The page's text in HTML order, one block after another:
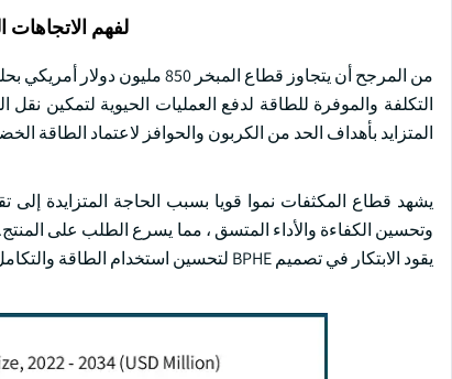
لفهم الاتجاهات
التكلفة والموفرة للطاقة لدفع العمليات الحيوية لتمكين
المتزايد بأهداف الحد من الكربون والحوافز لاعتماد الطاقة
يشهد قطاع المكثفات نموا قويا بسبب الحاجة المتزايدة إلى
وتحسين الكفاءة والأداء المتسق ، مما يسرع الطلب على
يقود الابتكار في تصميم BPHE لتحسين استخدام الطاقة والتكامل مع أنظمة الإدارة الرقمية.